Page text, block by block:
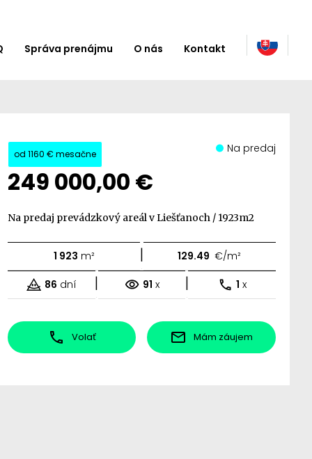
Správa prenájmu O nás Kontakt
od 1160 € mesačne
249 000,00 €
Na predaj
Na predaj prevádzkový areál v Liešťanoch / 1923m2
1 923 m² | 129.49 €/m²
86 dní | 91 x | 1 x
Volať Mám záujem